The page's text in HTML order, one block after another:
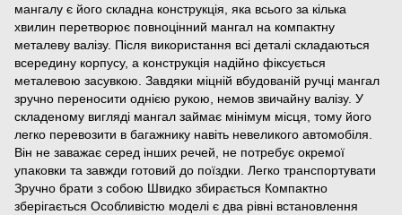
мангалу є його складна конструкція, яка всього за кілька
хвилин перетворює повноцінний мангал на компактну
металеву валізу. Після використання всі деталі складаються
всередину корпусу, а конструкція надійно фіксується
металевою засувкою. Завдяки міцній вбудованій ручці мангал
зручно переносити однією рукою, немов звичайну валізу. У
складеному вигляді мангал займає мінімум місця, тому його
легко перевозити в багажнику навіть невеликого автомобіля.
Він не заважає серед інших речей, не потребує окремої
упаковки та завжди готовий до поїздки. Легко транспортувати
Зручно брати з собою Швидко збирається Компактно
зберігається Особливістю моделі є два рівні встановлення